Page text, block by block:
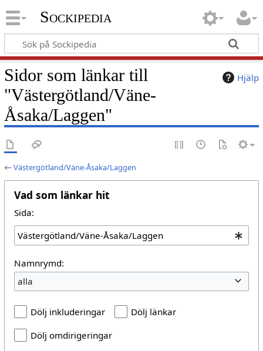
Sockipedia
Hjälp
Sidor som länkar till
"Västergötland/Väne-
Åsaka/Laggen"
←Västergötland/Väne-Åsaka/Laggen
Vad som länkar hit
Sida:
Namnrymd:
alla
Dölj inkluderingar
Dölj länkar
Dölj omdirigeringar